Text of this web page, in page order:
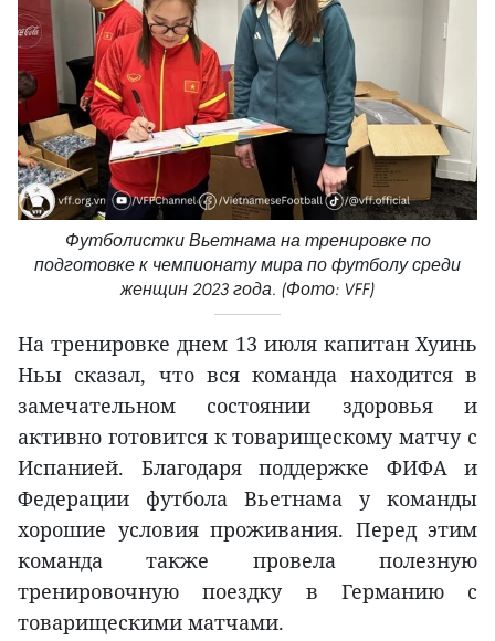
Футболистки Вьетнама на тренировке по
подготовке к чемпионату мира по футболу среди
женщин 2023 года. (Фото: VFF)
На тренировке днем 13 июля капитан Хуинь
Ньы сказал, что вся команда находится в
замечательном состоянии здоровья и
активно готовится к товарищескому матчу с
Испанией. Благодаря поддержке ФИФА и
Федерации футбола Вьетнама у команды
хорошие условия проживания. Перед этим
команда также провела полезную
тренировочную поездку в Германию с
товарищескими матчами.